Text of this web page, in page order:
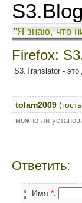
S3.Blog
"Я знаю, что
Firefox:
S3.Translator - это
tolam2009
можно ли
Ответить:
Имя *: